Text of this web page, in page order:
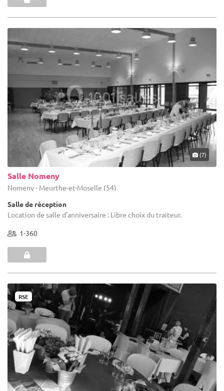
(7)
Salle Nomeny
Nomeny - Meurthe-et-Moselle (54)
Salle de réception
Location de salle d'anniversaire : Libre choix du traiteur.
1-360
RSE